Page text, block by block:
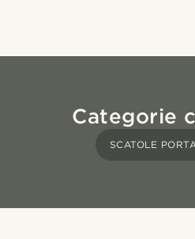
Categorie
SCATOLE